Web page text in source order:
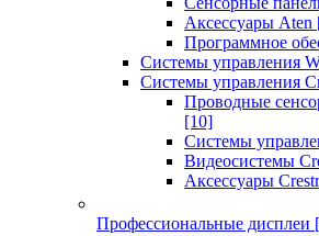
Аксессуары Aten
Программное
Системы управления
Системы управления
Проводные
[10]
Системы
Видеосистемы
Аксессуары
Профессиональные дисплеи